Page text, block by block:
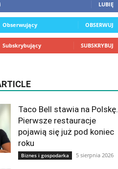
LUBIĘ
Obserwujący OBSERWUJ
Subskrybujący SUBSKRYBUJ
Taco Bell stawia na Polskę.
Pierwsze restauracje
pojawią się już pod koniec
roku
Biznes i gospodarka 5 sierpnia 2026